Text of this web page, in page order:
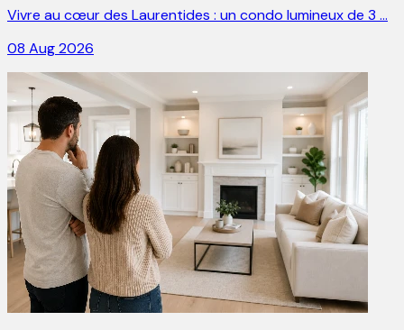
Vivre au cœur des Laurentides : un condo lumineux de 3 …
08 Aug 2026